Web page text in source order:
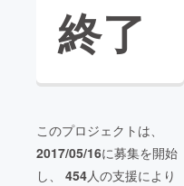
終了
このプロジェクトは、
2017/05/16に募集を開始
し、 454人の支援により